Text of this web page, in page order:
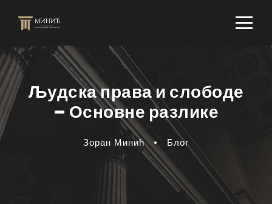
Људска права и слободе
– Основне разлике
Зоран Минић • Блог